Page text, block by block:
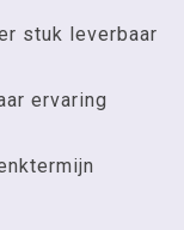
stuk leverbaar
ervaring